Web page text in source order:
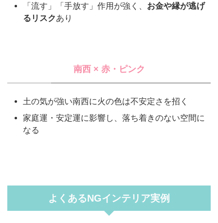
「流す」「手放す」作用が強く、 お金や縁が逃げ
るリスクあり
南西 × 赤・ピンク
土の気が強い南西に火の色は不安定さを招く
家庭運・安定運に影響し、落ち着きのない空間に
なる
よくあるNGインテリア実例